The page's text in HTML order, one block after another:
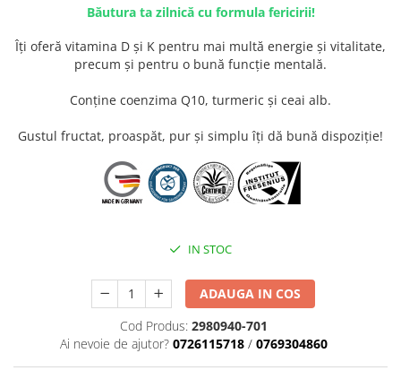
Băutura ta zilnică cu formula fericirii!
Îți oferă vitamina D și K pentru mai multă energie și vitalitate,
precum și pentru o bună funcție mentală.
Conține coenzima Q10, turmeric și ceai alb.
Gustul fructat, proaspăt, pur și simplu îți dă bună dispoziție!
IN STOC
ADAUGA IN COS
Cod Produs: 2980940-701
Ai nevoie de ajutor? 0726115718 / 0769304860